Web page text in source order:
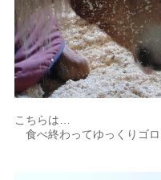
こちらは…
食べ終わってゆっくりゴロ